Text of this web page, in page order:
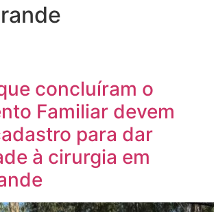
concluíram o
Familiar devem
para dar
à cirurgia em